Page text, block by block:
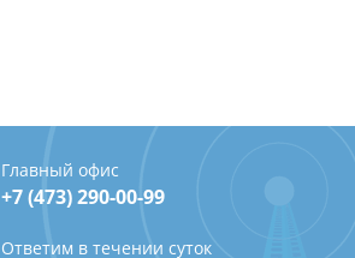
Главный офис
+7 (473) 290-00-99
Ответим в течении суток